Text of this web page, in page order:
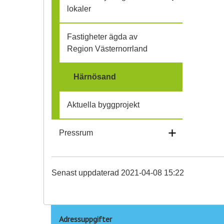
lokaler
Fastigheter ägda av
Region Västernorrland
Härnösand
Aktuella byggprojekt
Pressrum +
Senast uppdaterad 2021-04-08 15:22
Adressuppgifter